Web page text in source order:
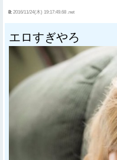
8: 2016/11/24(木) 19:17:49.68 .net
エロすぎやろ